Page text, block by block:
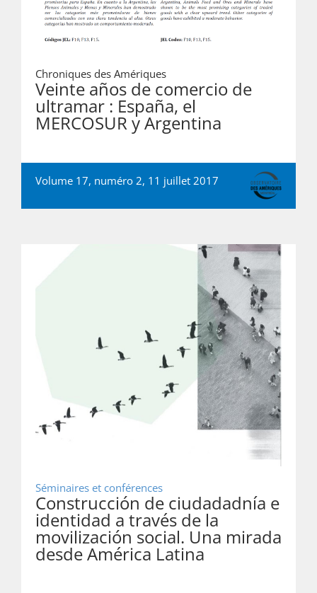
Chroniques des Amériques
Veinte años de comercio de
ultramar : España, el
MERCOSUR y Argentina
Volume 17, numéro 2, 11 juillet 2017
Séminaires et conférences
Construcción de ciudadadnía e
identidad a través de la
movilización social. Una mirada
desde América Latina